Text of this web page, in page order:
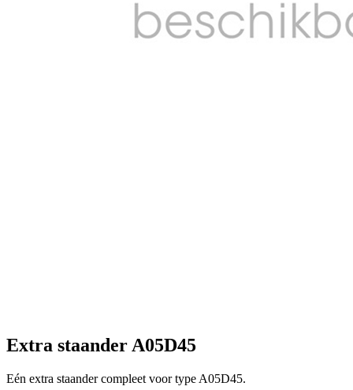
Extra staander A05D45
Eén extra staander compleet voor type A05D45.